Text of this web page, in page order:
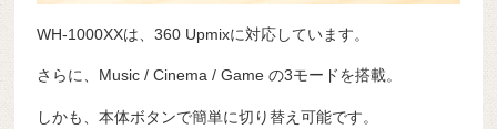
WH-1000XXは、360 Upmixに対応しています。
さらに、Music / Cinema / Game の3モードを搭載。
しかも、本体ボタンで簡単に切り替え可能です。